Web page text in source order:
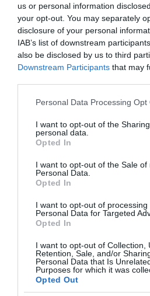
us or personal information
your opt-out. You may separately
disclosure of your personal
IAB’s list of downstream
also be disclosed by us to third
Downstream Participants that may
Please note that this website/app
not limited to your visit or usage
grant or deny consent to Google
use your data for below specified
consent section.
Personal Data Processing Opt
I want to opt-out of the
personal data.
Opted In
I want to opt-out of the Sale of
Personal Data.
Opted In
I want to opt-out of processing
Personal Data for Targeted
Opted In
I want to opt-out of Collection,
Retention, Sale, and/or
Personal Data that Is
Purposes for which it was
Opted Out
Πεινάς και εσύ μετά το
ξενύχτι; 5 καντίνες
στην Αθήνα που
σώζουν τις βραδινές
σου λιγούρες
Οι «Τυπολογίες» περνούν
ως πρώτο καλεσμένο στο
Μαρινάκη